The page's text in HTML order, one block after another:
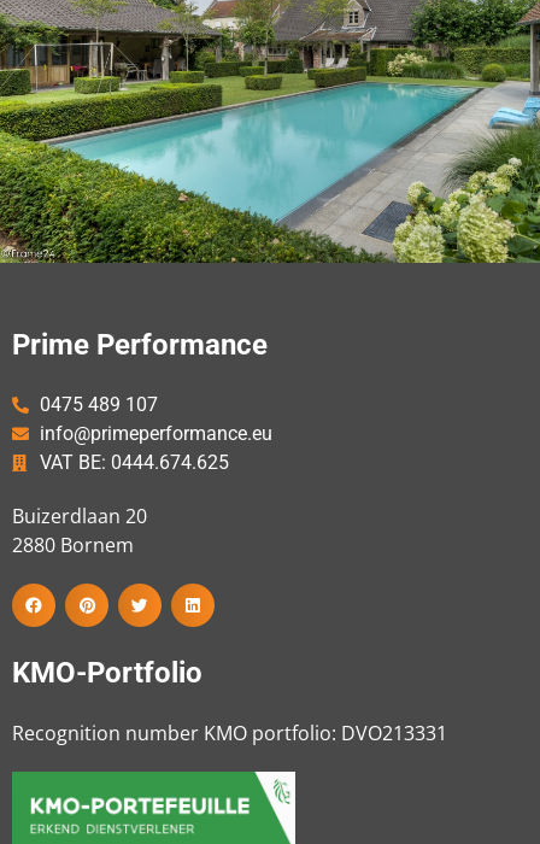
Prime Performance
0475 489 107
info@primeperformance.eu
VAT BE: 0444.674.625
Buizerdlaan 20
2880 Bornem
KMO-Portfolio
Recognition number KMO portfolio: DVO213331